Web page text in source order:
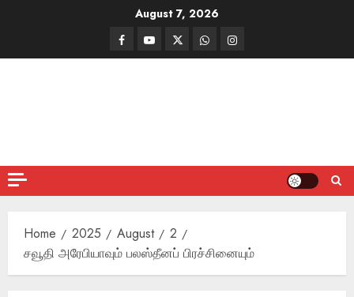
August 7, 2026
FacebookMathemurasu
TV
TwitterWhatsAppInstagram
Home 2025 August
2
சவூதி அரேபியாவும் பலஸ்தீனப் பிரச்சினையும்